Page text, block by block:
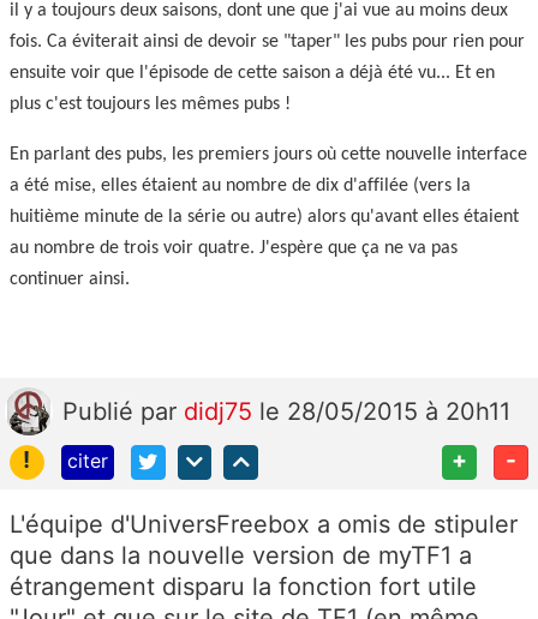
il y a toujours deux saisons, dont une que j'ai vue au moins deux
fois. Ca éviterait ainsi de devoir se "taper" les pubs pour rien pour
ensuite voir que l'épisode de cette saison a déjà été vu... Et en
plus c'est toujours les mêmes pubs !
En parlant des pubs, les premiers jours où cette nouvelle interface
a été mise, elles étaient au nombre de dix d'affilée (vers la
huitième minute de la série ou autre) alors qu'avant elles étaient
au nombre de trois voir quatre. J'espère que ça ne va pas
continuer ainsi.
Publié par didj75 le 28/05/2015 à 20h11
!
citer + -
L'équipe d'UniversFreebox a omis de stipuler
que dans la nouvelle version de myTF1 a
étrangement disparu la fonction fort utile